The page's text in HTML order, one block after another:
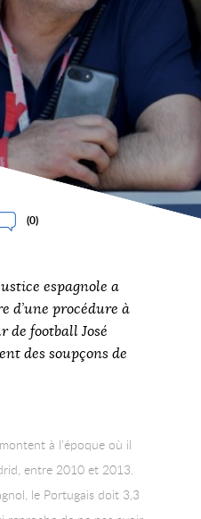
(0)
espagnole a
d’une procédure à
de football José
des soupçons de
à l’époque où il
entre 2010 et 2013.
le Portugais doit 3,3